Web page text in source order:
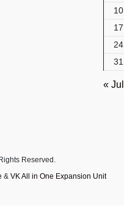
10
17
24
31
« Jul
Reserved.
& VK All in One Expansion Unit